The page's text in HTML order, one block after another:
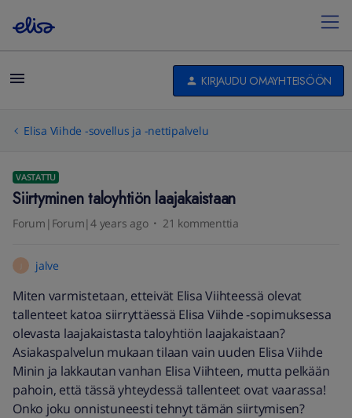
KIRJAUDU OMAYHTEISÖÖN
Elisa Viihde -sovellus ja -nettipalvelu
VASTATTU
Siirtyminen taloyhtiön laajakaistaan
Forum|Forum|4 years ago 21 kommenttia
jalve
Miten varmistetaan, etteivät Elisa Viihteessä olevat
tallenteet katoa siirryttäessä Elisa Viihde -sopimuksessa
olevasta laajakaistasta taloyhtiön laajakaistaan?
Asiakaspalvelun mukaan tilaan vain uuden Elisa Viihde
Minin ja lakkautan vanhan Elisa Viihteen, mutta pelkään
pahoin, että tässä yhteydessä tallenteet ovat vaarassa!
Onko joku onnistuneesti tehnyt tämän siirtymisen?